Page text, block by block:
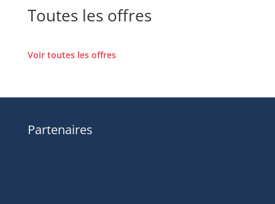
Toutes les offres
Voir toutes les offres
Partenaires